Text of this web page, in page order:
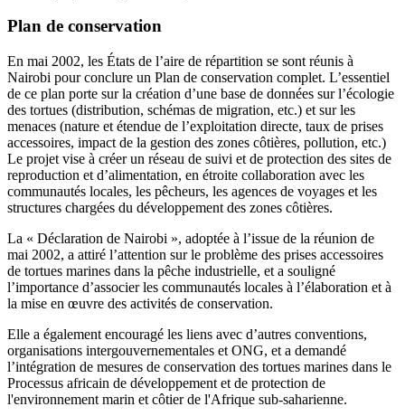
Plan de conservation
En mai 2002, les États de l’aire de répartition se sont réunis à
Nairobi pour conclure un Plan de conservation complet. L’essentiel
de ce plan porte sur la création d’une base de données sur l’écologie
des tortues (distribution, schémas de migration, etc.) et sur les
menaces (nature et étendue de l’exploitation directe, taux de prises
accessoires, impact de la gestion des zones côtières, pollution, etc.)
Le projet vise à créer un réseau de suivi et de protection des sites de
reproduction et d’alimentation, en étroite collaboration avec les
communautés locales, les pêcheurs, les agences de voyages et les
structures chargées du développement des zones côtières.
La « Déclaration de Nairobi », adoptée à l’issue de la réunion de
mai 2002, a attiré l’attention sur le problème des prises accessoires
de tortues marines dans la pêche industrielle, et a souligné
l’importance d’associer les communautés locales à l’élaboration et à
la mise en œuvre des activités de conservation.
Elle a également encouragé les liens avec d’autres conventions,
organisations intergouvernementales et ONG, et a demandé
l’intégration de mesures de conservation des tortues marines dans le
Processus africain de développement et de protection de
l'environnement marin et côtier de l'Afrique sub-saharienne.